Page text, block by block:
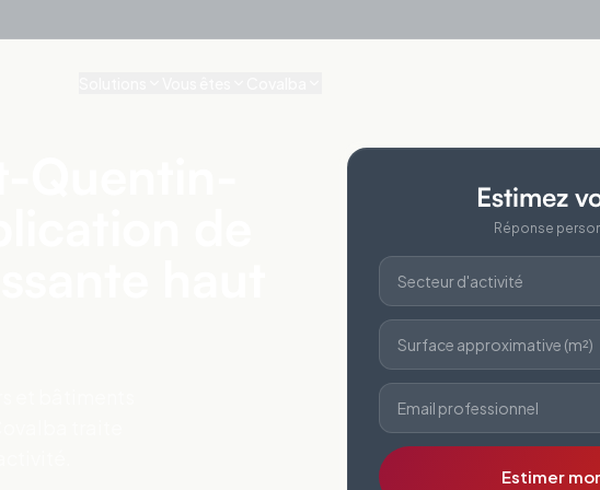
Estimez
Réponse
Secteur d'activité
Surface approximative (m²)
Email professionnel
Estimer